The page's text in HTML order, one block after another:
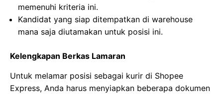
memenuhi kriteria ini.
Kandidat yang siap ditempatkan di warehouse
mana saja diutamakan untuk posisi ini.
Kelengkapan Berkas Lamaran
Untuk melamar posisi sebagai kurir di Shopee
Express, Anda harus menyiapkan beberapa dokumen